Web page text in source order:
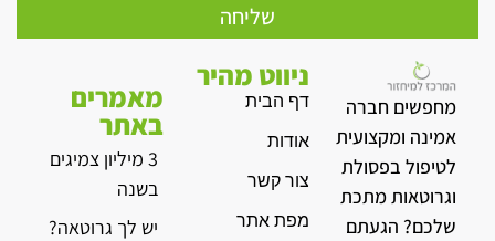
שליחה
מחפשים חברה
אמינה ומקצועית
לטיפול בפסולת
וגרוטאות מתכת
שלכם? הגעתם
ניווט מהיר
דף הבית
אודות
צור קשר
מפת אתר
מאמרים
באתר
3 מיליון צמיגים
בשנה
יש לך גרוטאה?